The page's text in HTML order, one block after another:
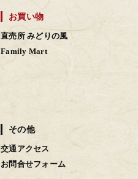
お買い物
直売所 みどりの風
Family Mart
その他
交通アクセス
お問合せフォーム